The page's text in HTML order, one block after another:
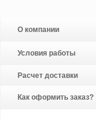
О компании
Условия работы
Расчет доставки
Как оформить заказ?